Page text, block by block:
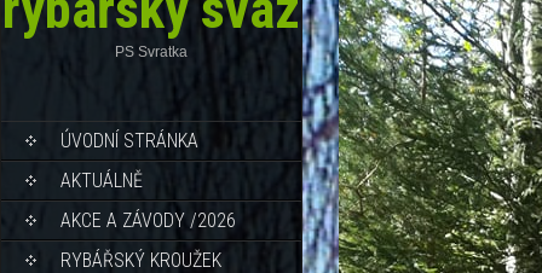
PS Svratka
ÚVODNÍ STRÁNKA
AKTUÁLNĚ
AKCE A ZÁVODY /2026
RYBÁŘSKÝ KROUŽEK